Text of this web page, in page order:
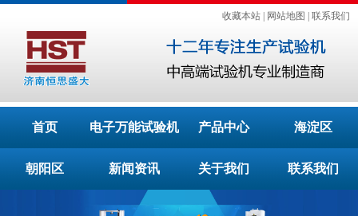
收藏本站 网站地图 联系我们
首页 电子万能试验机 产品中心 海淀区
朝阳区 新闻资讯 关于我们 联系我们